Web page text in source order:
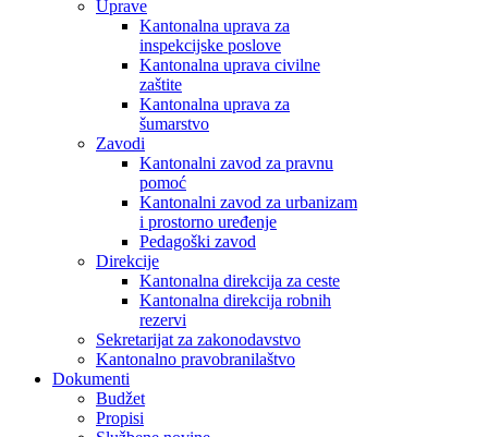
Uprave
Kantonalna uprava za
inspekcijske poslove
Kantonalna uprava civilne
zaštite
Kantonalna uprava za
šumarstvo
Zavodi
Kantonalni zavod za pravnu
pomoć
Kantonalni zavod za urbanizam
i prostorno uređenje
Pedagoški zavod
Direkcije
Kantonalna direkcija za ceste
Kantonalna direkcija robnih
rezervi
Sekretarijat za zakonodavstvo
Kantonalno pravobranilaštvo
Dokumenti
Budžet
Propisi